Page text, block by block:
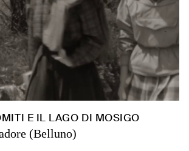
E IL LAGO DI MOSIGO
(Belluno)